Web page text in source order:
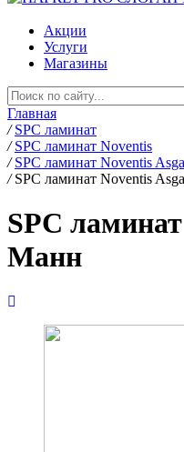
Акции
Услуги
Магазины
Главная
/ SPC ламинат
/ SPC ламинат Noventis
/ SPC ламинат Noventis
/ SPC ламинат Noventis
SPC
Манн